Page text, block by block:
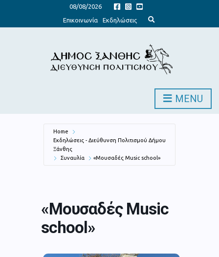
08/08/2026
Επικοινωνία
Εκδηλώσεις
x
d
s
e
c
o
MENU
Home
Εκδηλώσεις - Διεύθυνση Πολιτισμού Δήμου
Ξάνθης
Συναυλία
«Μουσαδές Music school»
«Μουσαδές Music
school»